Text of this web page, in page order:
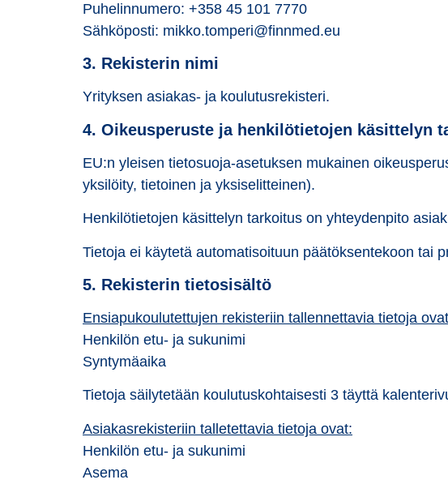
Puhelinnumero: +358 45 101 7770
Sähköposti: mikko.tomperi@finnmed.eu
3. Rekisterin nimi
Yrityksen asiakas- ja koulutusrekisteri.
4. Oikeusperuste ja henkilötietojen käsittelyn
EU:n yleisen tietosuoja-asetuksen mukainen
yksilöity, tietoinen ja yksiselitteinen).
Henkilötietojen käsittelyn tarkoitus on yhteydenpito
Tietoja ei käytetä automatisoituun päätöksentekoon tai
5. Rekisterin tietosisältö
Ensiapukoulutettujen rekisteriin tallennettavia tietoja
Henkilön etu- ja sukunimi
Syntymäaika
Tietoja säilytetään koulutuskohtaisesti 3 täyttä
Asiakasrekisteriin talletettavia tietoja ovat:
Henkilön etu- ja sukunimi
Asema